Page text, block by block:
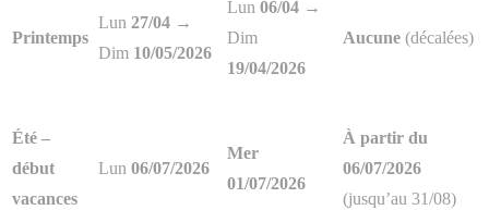
Printemps
Lun 27/04 →
Dim 10/05/2026
Lun 06/04 →
Dim
19/04/2026
Aucune (décalées)
Été –
début
vacances
Lun 06/07/2026
Mer
01/07/2026
À partir du
06/07/2026
(jusqu’au 31/08)